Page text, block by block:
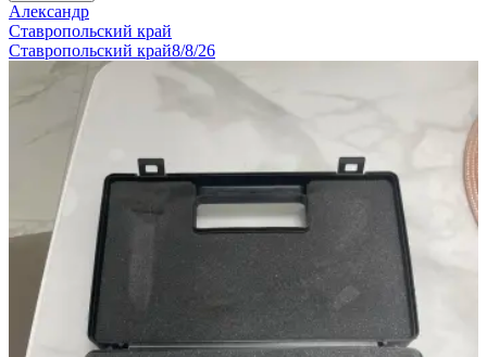
Александр
Ставропольский край
Ставропольский край8/8/26